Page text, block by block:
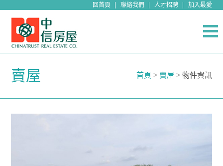
回首頁 聯絡我們 人才招聘 加入最愛
賣屋 首頁 > 賣屋 > 物件資訊